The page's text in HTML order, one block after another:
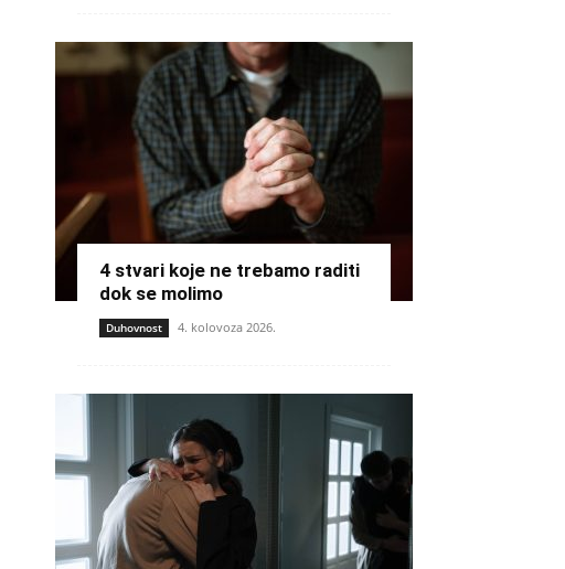
4 stvari koje ne trebamo raditi
dok se molimo
Duhovnost 4. kolovoza 2026.